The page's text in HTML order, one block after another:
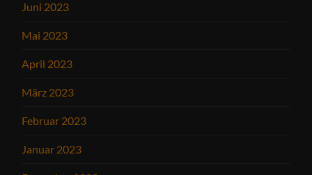
Juni 2023
Mai 2023
April 2023
März 2023
Februar 2023
Januar 2023